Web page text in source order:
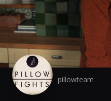
pillowteam